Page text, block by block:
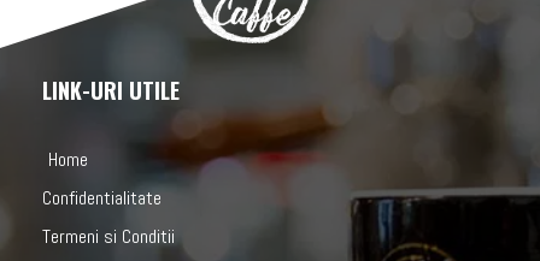
LINK-URI UTILE
Home
Confidentialitate
Termeni si Conditii